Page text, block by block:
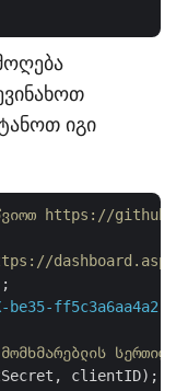
იგი
https://
be35-ff5c3a6aa4a2"
clientID);